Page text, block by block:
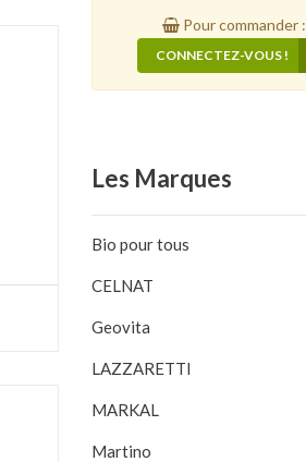
Pour commander :
CONNECTEZ-VOUS !
Les Marques
Bio pour tous
CELNAT
Geovita
LAZZARETTI
MARKAL
Martino